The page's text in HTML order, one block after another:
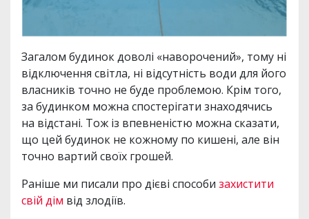
Загалом будинок доволі «наворочений», тому ні
відключення світла, ні відсутність води для його
власників точно не буде проблемою. Крім того,
за будинком можна спостерігати знаходячись
на відстані. Тож із впевненістю можна сказати,
що цей будинок не кожному по кишені, але він
точно вартий своїх грошей.
Раніше ми писали про дієві способи захистити
свій дім від злодіїв.